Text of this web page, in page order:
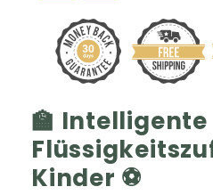
bleiben
💡
bleiben
💡
🏫
Kinder ⚽